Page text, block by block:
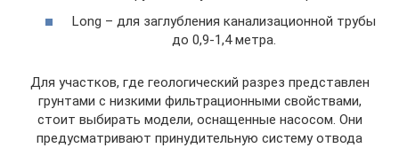
Long – для заглубления канализационной трубы
до 0,9-1,4 метра.
Для участков, где геологический разрез представлен
грунтами с низкими фильтрационными свойствами,
стоит выбирать модели, оснащенные насосом. Они
предусматривают принудительную систему отвода